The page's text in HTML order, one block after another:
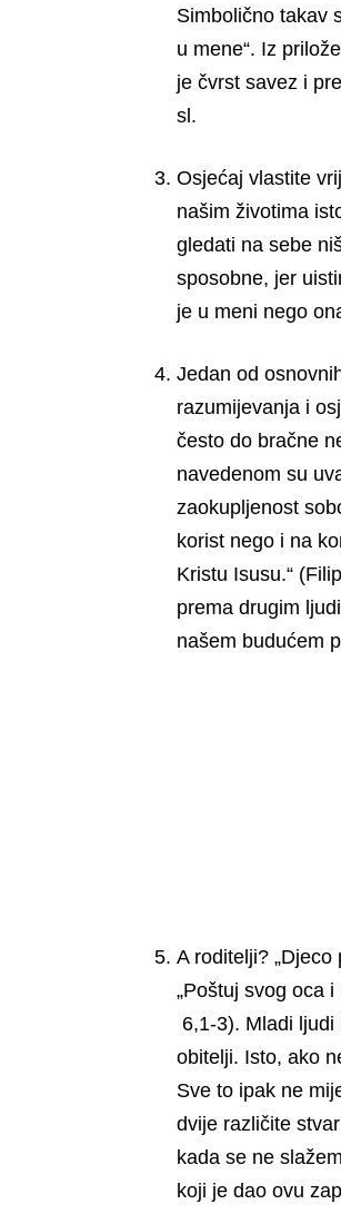
Simbolično takav
u mene“. Iz
je čvrst savez i
sl.
Osjećaj vlastite
našim životima
gledati na sebe
sposobne, jer
je u meni nego
Jedan od
razumijevanja i
često do bračne
navedenom su
zaokupljenost
korist nego i na
Kristu Isusu.“
prema drugim
našem budućem
A roditelji?
„Poštuj svog oca
6,1-3). Mladi
obitelji. Isto, ako
Sve to ipak ne
dvije različite
kada se ne
koji je dao ovu